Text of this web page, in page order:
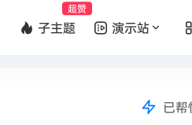
子主题
超赞
演示站
已帮